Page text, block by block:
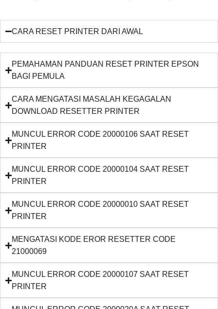
CARA RESET PRINTER DARI AWAL
PEMAHAMAN PANDUAN RESET PRINTER EPSON
BAGI PEMULA
CARA MENGATASI MASALAH KEGAGALAN
DOWNLOAD RESETTER PRINTER
MUNCUL ERROR CODE 20000106 SAAT RESET
PRINTER
MUNCUL ERROR CODE 20000104 SAAT RESET
PRINTER
MUNCUL ERROR CODE 20000010 SAAT RESET
PRINTER
MENGATASI KODE EROR RESETTER CODE
21000069
MUNCUL ERROR CODE 20000107 SAAT RESET
PRINTER